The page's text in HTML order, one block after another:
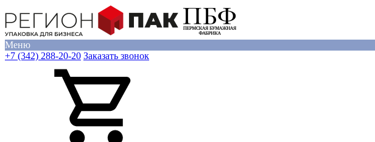
Меню
+7 (342) 288-20-20 Заказать звонок